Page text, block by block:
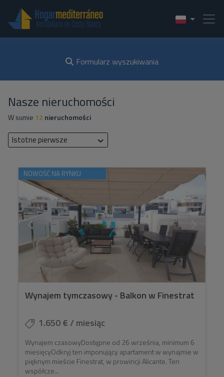
Formularz wyszukiwania
Nasze nieruchomości
W sumie 12 nieruchomości
Istotne pierwsze
NOWOŚĆ NA RYNKU
Wynajem tymczasowy - Balkon w Finestrat
1.650 € / miesiąc
Wynajem czasowyDostępne od 26 września, minimum 6
miesięcyOdkryj ten imponujący apartament w wynajmie w
pięknym mieście Finestrat, w prowincji Alicante. Ten
współcze...